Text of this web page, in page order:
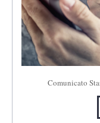
Comunicato